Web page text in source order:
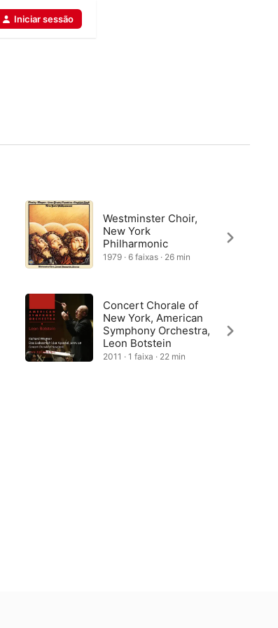
Iniciar sessão
Westminster Choir,
New York
Philharmonic
1979 · 6 faixas · 26 min
Concert Chorale of
New York, American
Symphony Orchestra,
Leon Botstein
2011 · 1 faixa · 22 min